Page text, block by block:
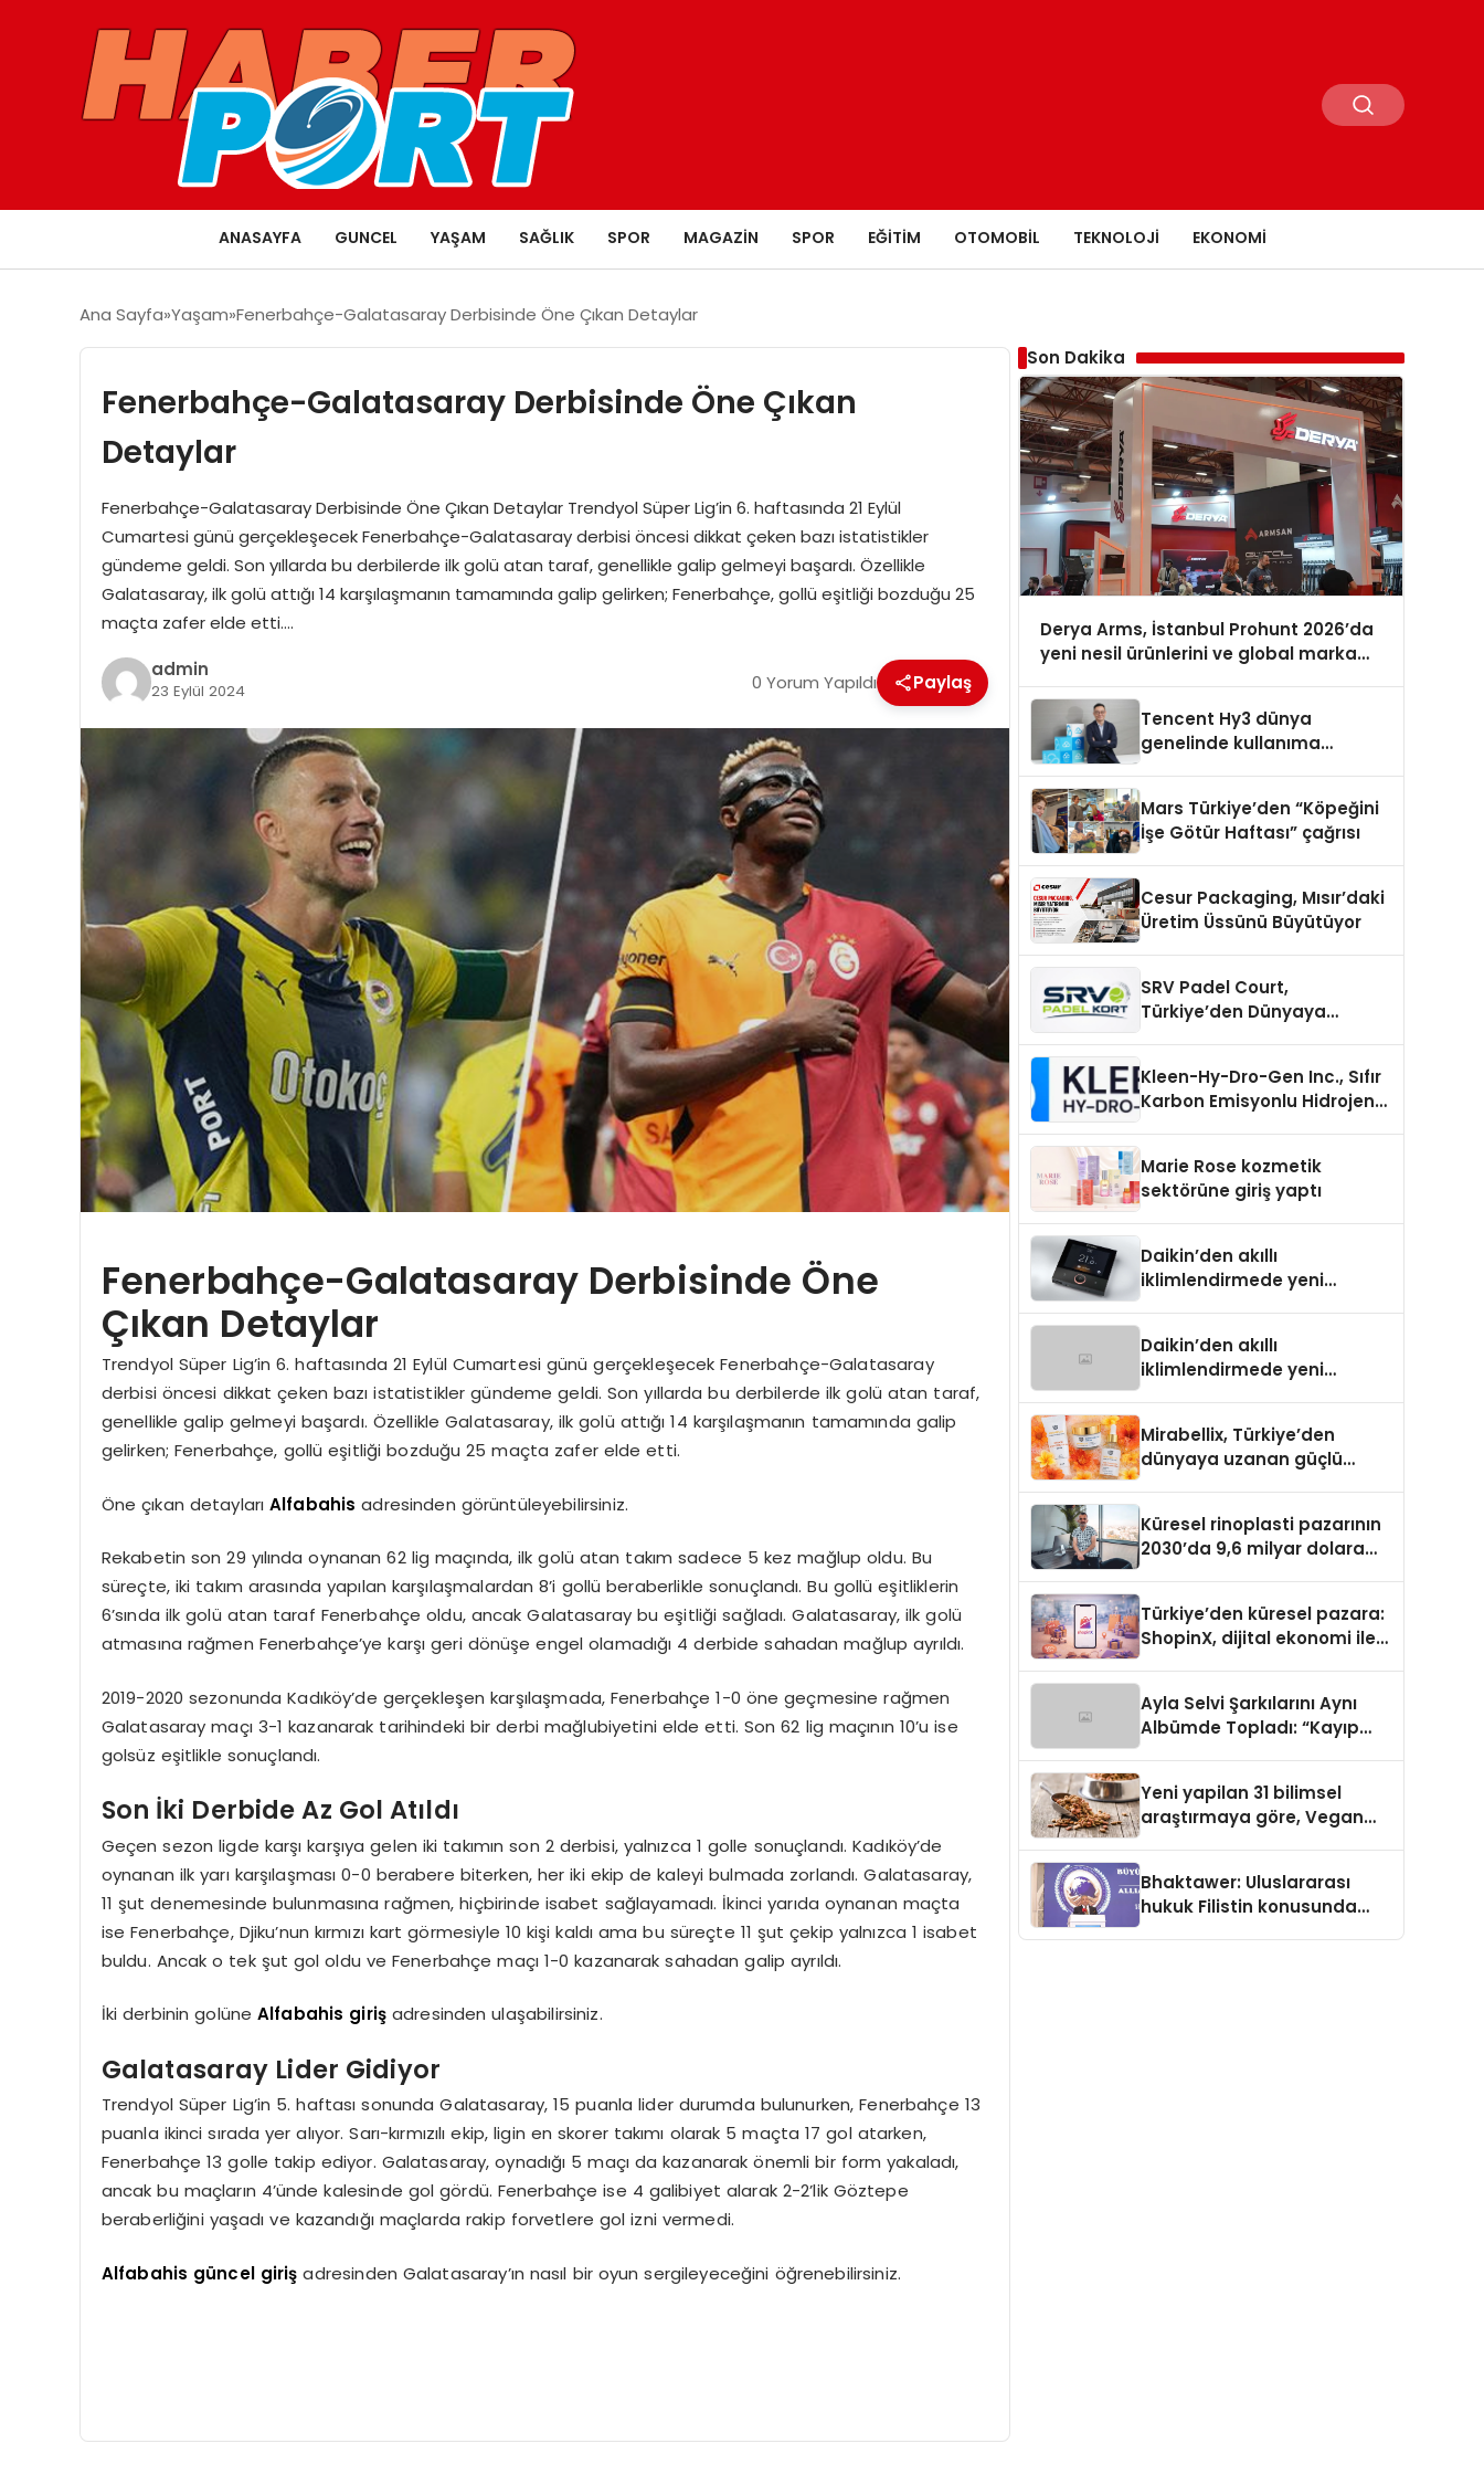
ANASAYFA GUNCEL YAŞAM SAĞLIK SPOR MAGAZIN SPOR EĞITIM OTOMOBIL TEKNOLOJI EKONOMI
Ana Sayfa Yaşam Fenerbahçe-Galatasaray Derbisinde Öne Çıkan Detaylar
Fenerbahçe-Galatasaray Derbisinde Öne Çıkan
Detaylar
Fenerbahçe-Galatasaray Derbisinde Öne Çıkan Detaylar Trendyol Süper Lig’in 6. haftasında 21 Eylül
Cumartesi günü gerçekleşecek Fenerbahçe-Galatasaray derbisi öncesi dikkat çeken bazı istatistikler
gündeme geldi. Son yıllarda bu derbilerde ilk golü atan taraf, genellikle galip gelmeyi başardı. Özellikle
Galatasaray, ilk golü attığı 14 karşılaşmanın tamamında galip gelirken; Fenerbahçe, gollü eşitliği bozduğu 25
maçta zafer elde etti….
admin
23 Eylül 2024 0 Yorum Yapıldı Paylaş
Fenerbahçe-Galatasaray Derbisinde Öne
Çıkan Detaylar
Trendyol Süper Lig’in 6. haftasında 21 Eylül Cumartesi günü gerçekleşecek Fenerbahçe-Galatasaray
derbisi öncesi dikkat çeken bazı istatistikler gündeme geldi. Son yıllarda bu derbilerde ilk golü atan taraf,
genellikle galip gelmeyi başardı. Özellikle Galatasaray, ilk golü attığı 14 karşılaşmanın tamamında galip
gelirken; Fenerbahçe, gollü eşitliği bozduğu 25 maçta zafer elde etti.
Öne çıkan detayları Alfabahis adresinden görüntüleyebilirsiniz.
Rekabetin son 29 yılında oynanan 62 lig maçında, ilk golü atan takım sadece 5 kez mağlup oldu. Bu
süreçte, iki takım arasında yapılan karşılaşmalardan 8’i gollü beraberlikle sonuçlandı. Bu gollü eşitliklerin
6’sında ilk golü atan taraf Fenerbahçe oldu, ancak Galatasaray bu eşitliği sağladı. Galatasaray, ilk golü
atmasına rağmen Fenerbahçe’ye karşı geri dönüşe engel olamadığı 4 derbide sahadan mağlup ayrıldı.
2019-2020 sezonunda Kadıköy’de gerçekleşen karşılaşmada, Fenerbahçe 1-0 öne geçmesine rağmen
Galatasaray maçı 3-1 kazanarak tarihindeki bir derbi mağlubiyetini elde etti. Son 62 lig maçının 10’u ise
golsüz eşitlikle sonuçlandı.
Son İki Derbide Az Gol Atıldı
Geçen sezon ligde karşı karşıya gelen iki takımın son 2 derbisi, yalnızca 1 golle sonuçlandı. Kadıköy’de
oynanan ilk yarı karşılaşması 0-0 berabere biterken, her iki ekip de kaleyi bulmada zorlandı. Galatasaray,
11 şut denemesinde bulunmasına rağmen, hiçbirinde isabet sağlayamadı. İkinci yarıda oynanan maçta
ise Fenerbahçe, Djiku’nun kırmızı kart görmesiyle 10 kişi kaldı ama bu süreçte 11 şut çekip yalnızca 1 isabet
buldu. Ancak o tek şut gol oldu ve Fenerbahçe maçı 1-0 kazanarak sahadan galip ayrıldı.
İki derbinin golüne Alfabahis giriş adresinden ulaşabilirsiniz.
Galatasaray Lider Gidiyor
Trendyol Süper Lig’in 5. haftası sonunda Galatasaray, 15 puanla lider durumda bulunurken, Fenerbahçe 13
puanla ikinci sırada yer alıyor. Sarı-kırmızılı ekip, ligin en skorer takımı olarak 5 maçta 17 gol atarken,
Fenerbahçe 13 golle takip ediyor. Galatasaray, oynadığı 5 maçı da kazanarak önemli bir form yakaladı,
ancak bu maçların 4’ünde kalesinde gol gördü. Fenerbahçe ise 4 galibiyet alarak 2-2’lik Göztepe
beraberliğini yaşadı ve kazandığı maçlarda rakip forvetlere gol izni vermedi.
Alfabahis güncel giriş adresinden Galatasaray’ın nasıl bir oyun sergileyeceğini öğrenebilirsiniz.
Son Dakika
Derya Arms, İstanbul Prohunt 2026’da
yeni nesil ürünlerini ve global marka
Tencent Hy3 dünya
genelinde kullanıma
Mars Türkiye’den “Köpeğini
İşe Götür Haftası” çağrısı
Cesur Packaging, Mısır’daki
Üretim Üssünü Büyütüyor
SRV Padel Court,
Türkiye’den Dünyaya
Kleen-Hy-Dro-Gen Inc., Sıfır
Karbon Emisyonlu Hidrojen
Aldı
Marie Rose kozmetik
sektörüne giriş yaptı
Daikin’den akıllı
iklimlendirmede yeni
Daikin’den akıllı
iklimlendirmede yeni
Mirabellix, Türkiye’den
dünyaya uzanan güçlü
Küresel rinoplasti pazarının
2030’da 9,6 milyar dolara
Türkiye’den küresel pazara:
ShopinX, dijital ekonomi ile
Ayla Selvi Şarkılarını Aynı
Albümde Topladı: “Kayıp
Yeni yapilan 31 bilimsel
araştırmaya göre, Vegan
Sindirildiğini Ortaya Koydu
Bhaktawer: Uluslararası
hukuk Filistin konusunda